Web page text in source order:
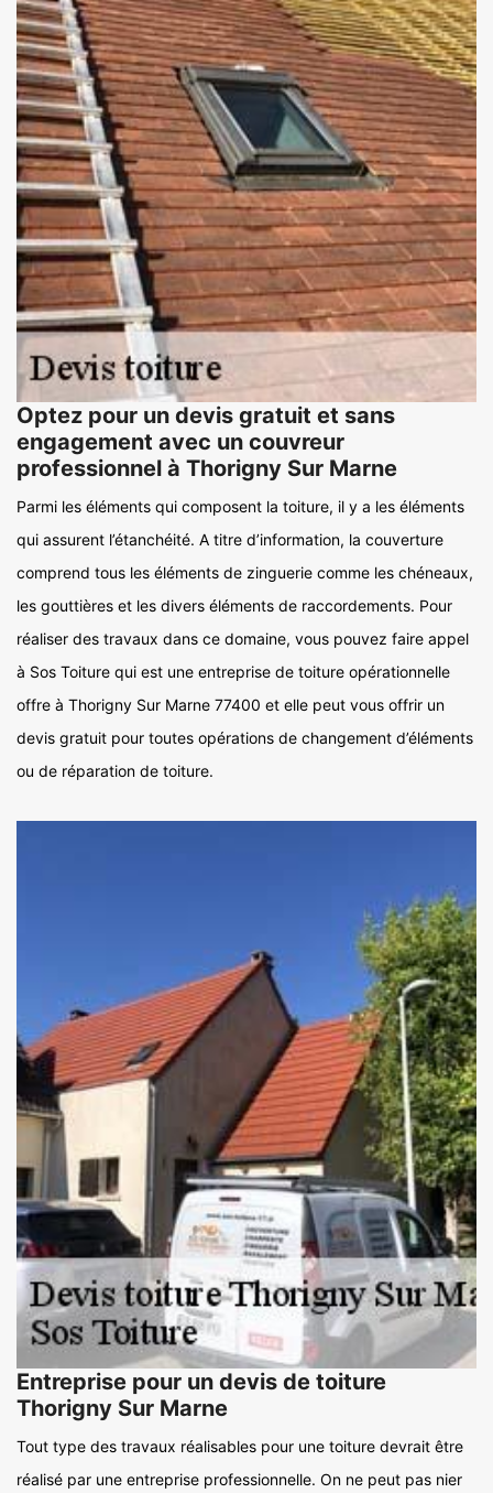
Optez pour un devis gratuit et sans
engagement avec un couvreur
professionnel à Thorigny Sur Marne
Parmi les éléments qui composent la toiture, il y a les éléments
qui assurent l’étanchéité. A titre d’information, la couverture
comprend tous les éléments de zinguerie comme les chéneaux,
les gouttières et les divers éléments de raccordements. Pour
réaliser des travaux dans ce domaine, vous pouvez faire appel
à Sos Toiture qui est une entreprise de toiture opérationnelle
offre à Thorigny Sur Marne 77400 et elle peut vous offrir un
devis gratuit pour toutes opérations de changement d’éléments
ou de réparation de toiture.
Entreprise pour un devis de toiture
Thorigny Sur Marne
Tout type des travaux réalisables pour une toiture devrait être
réalisé par une entreprise professionnelle. On ne peut pas nier